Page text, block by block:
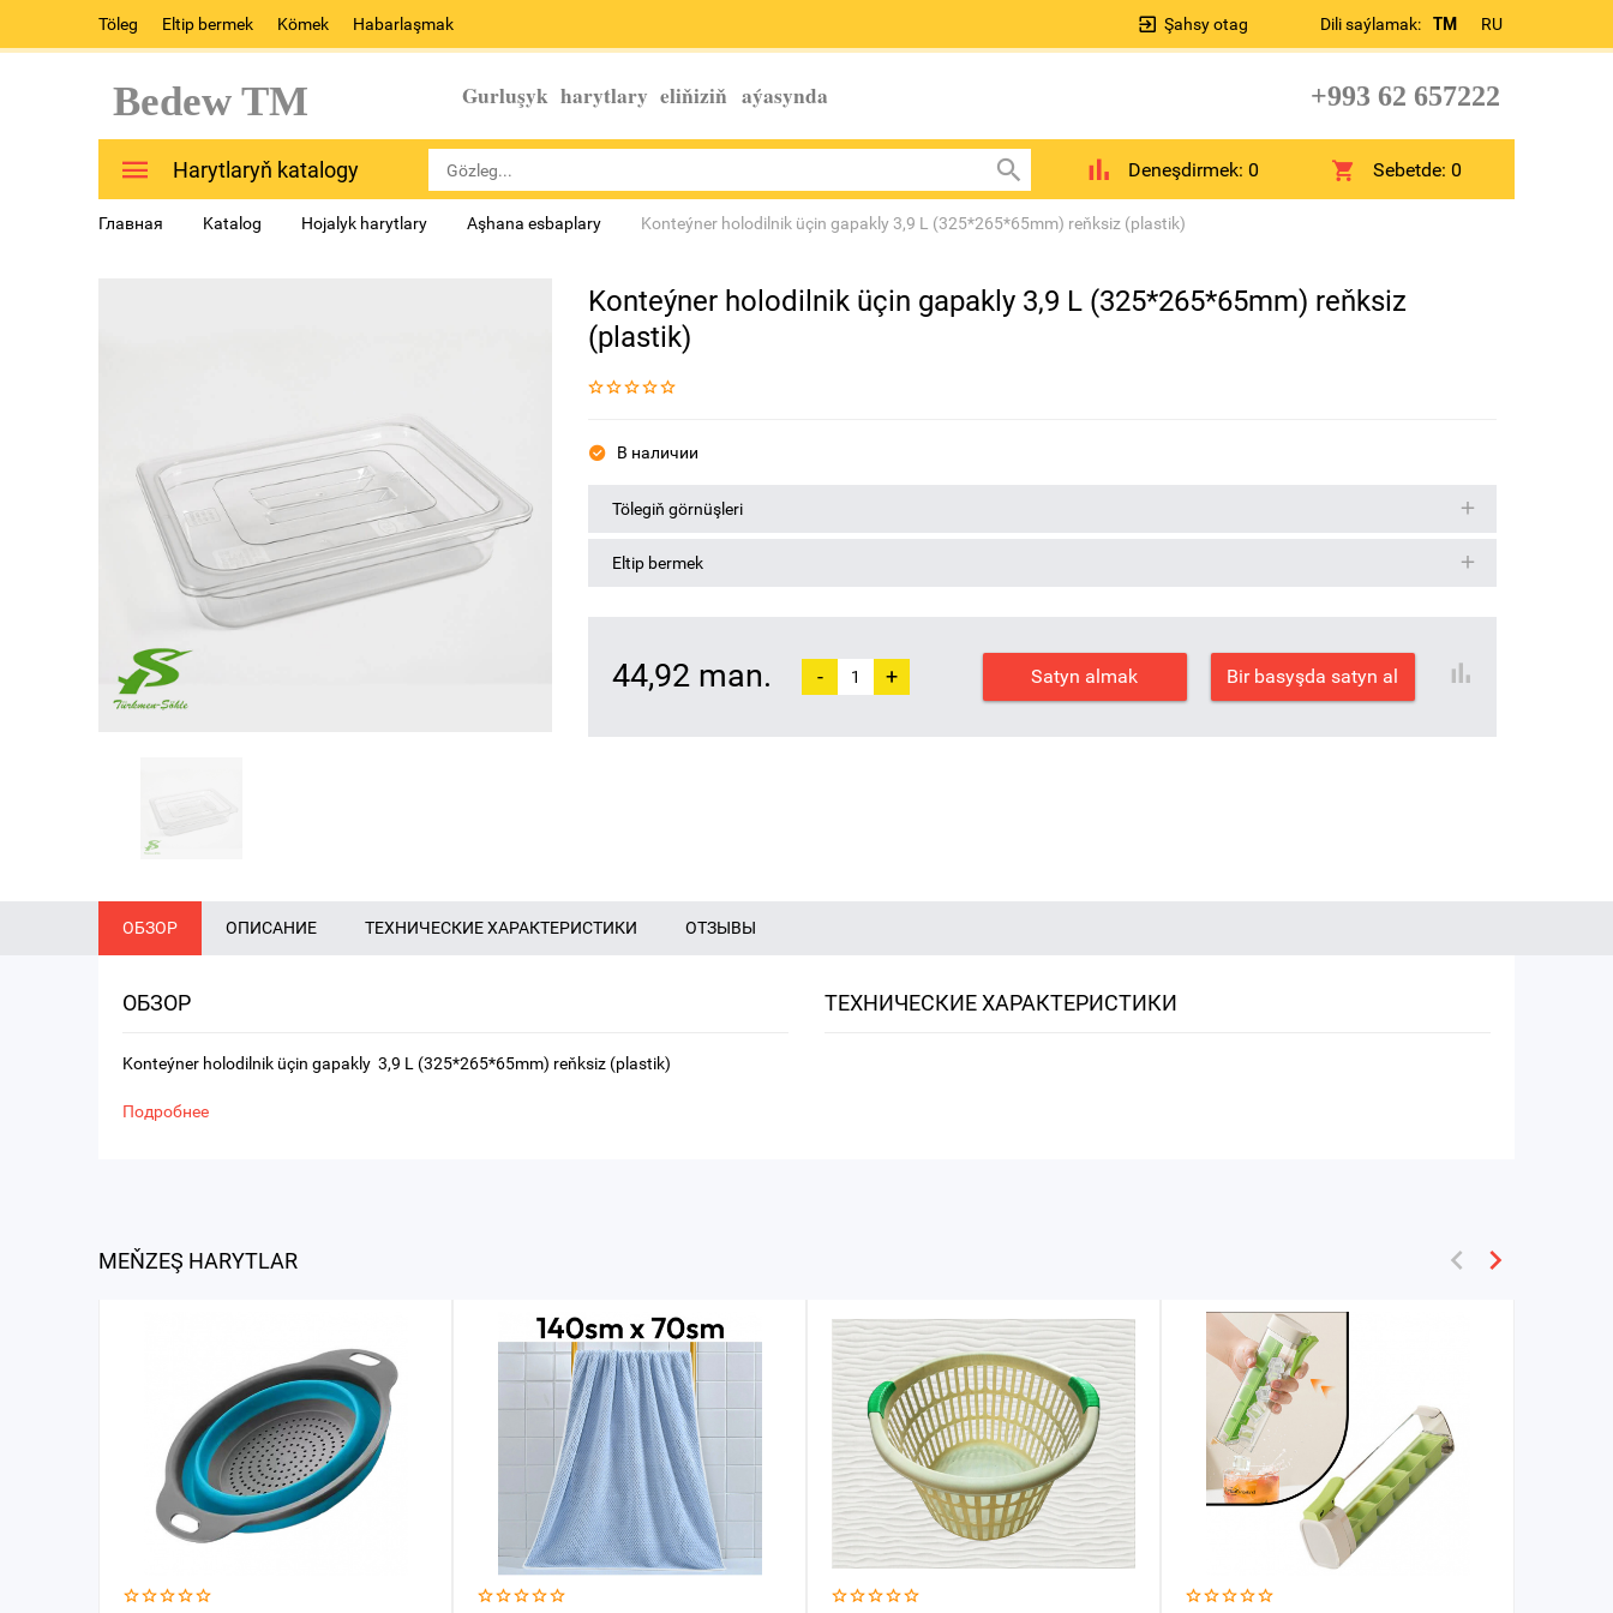
Töleg Eltip bermek Kömek Habarlaşmak Dili saýlamak: TM RU
Şahsy otag
Bedew TM Gurluşyk harytlary eliňiziň aýasynda +993 62 657222
Harytlaryň katalogy Deneşdirmek: 0 Sebetde:0
Главная Katalog Hojalyk harytlary Aşhana esbaplary Konteýner holodilnik üçin gapakly 3,9 L (325*265*65mm) reňksiz (plastik)
Konteýner holodilnik üçin gapakly 3,9 L (325*265*65mm) reňksiz
(plastik)
В наличии
Tölegiň görnüşleri
Eltip bermek
44,92 man. - + Satyn almak Bir basyşda satyn al
ОБЗОР ОПИСАНИЕ ТЕХНИЧЕСКИЕ ХАРАКТЕРИСТИКИ ОТЗЫВЫ
ОБЗОР
Konteýner holodilnik üçin gapakly 3,9 L (325*265*65mm) reňksiz (plastik)
Подробнее
ТЕХНИЧЕСКИЕ ХАРАКТЕРИСТИКИ
MEŇZEŞ HARYTLAR